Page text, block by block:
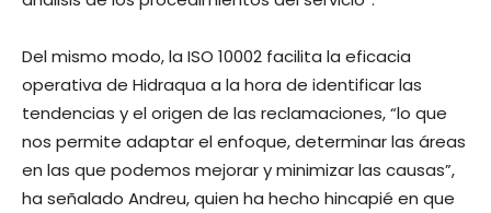
Del mismo modo, la ISO 10002 facilita la eficacia
operativa de Hidraqua a la hora de identificar las
tendencias y el origen de las reclamaciones, “lo que
nos permite adaptar el enfoque, determinar las áreas
en las que podemos mejorar y minimizar las causas”,
ha señalado Andreu, quien ha hecho hincapié en que